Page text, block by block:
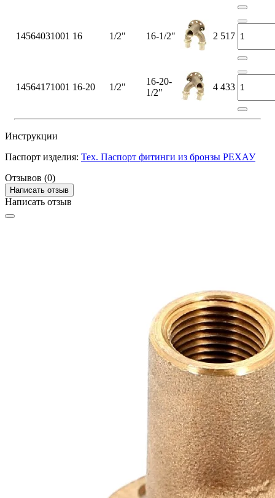
14564031001 16 1/2" 16-1/2" 2 517
14564171001 16-20 1/2"
16-20-
1/2"
4 433
Инструкции
Паспорт изделия: Тех. Паспорт фитинги из бронзы РЕХАУ
Отзывов (0)
Написать отзыв
Написать отзыв